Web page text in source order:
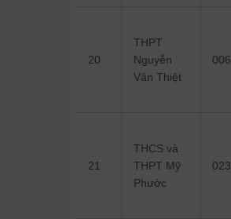
20
THPT
Nguyễn
Văn Thiệt
006
21
THCS và
THPT Mỹ
Phước
023